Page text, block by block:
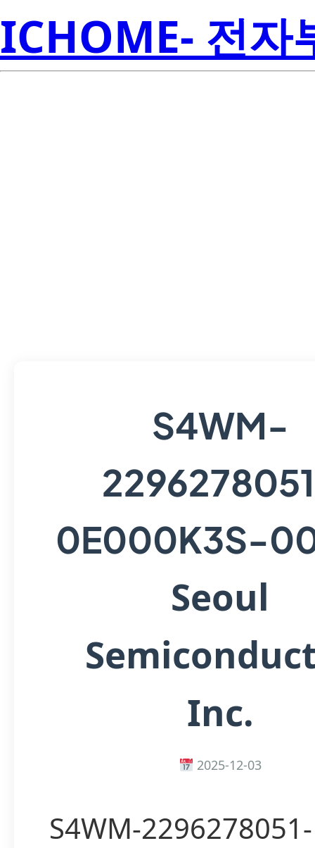
ICHOME- 전자
S4WM-
0E000K3S-
Seoul
Inc.
2025-12-03
S4WM-2296278051-